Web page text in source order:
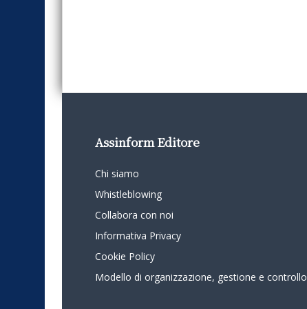
Assinform Editore
Chi siamo
Whistleblowing
Collabora con noi
Informativa Privacy
Cookie Policy
Modello di organizzazione, gestione e controllo